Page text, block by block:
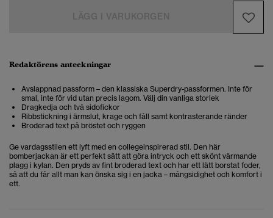
Redaktörens anteckningar
Avslappnad passform – den klassiska Superdry-passformen. Inte för
smal, inte för vid utan precis lagom. Välj din vanliga storlek
Dragkedja och två sidofickor
Ribbstickning i ärmslut, krage och fåll samt kontrasterande ränder
Broderad text på bröstet och ryggen
Ge vardagsstilen ett lyft med en collegeinspirerad stil. Den här
bomberjackan är ett perfekt sätt att göra intryck och ett skönt värmande
plagg i kylan. Den pryds av fint broderad text och har ett lätt borstat foder,
så att du får allt man kan önska sig i en jacka – mångsidighet och komfort i
ett.